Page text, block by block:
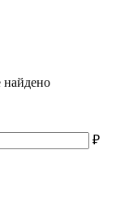
найдено
₽